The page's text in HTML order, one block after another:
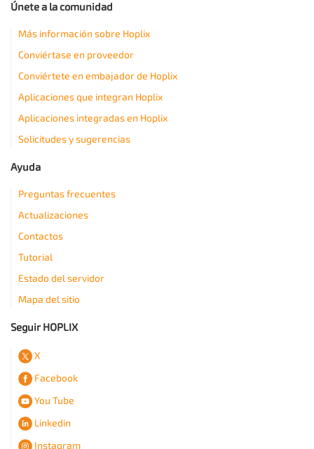
Únete a la comunidad
Más información sobre Hoplix
Conviértase en proveedor
Conviértete en embajador de Hoplix
Aplicaciones que integran Hoplix
Aplicaciones integradas en Hoplix
Solicitudes y sugerencias
Ayuda
Preguntas frecuentes
Actualizaciones
Contactos
Tutorial
Estado del servidor
Mapa del sitio
Seguir HOPLIX
X
Facebook
You Tube
Linkedin
Instagram